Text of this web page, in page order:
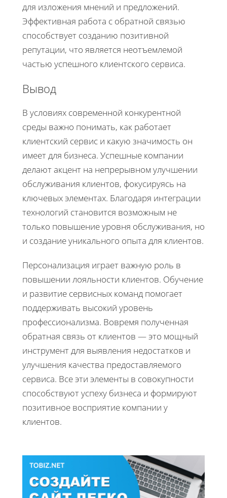
для изложения мнений и предложений.
Эффективная работа с обратной связью
способствует созданию позитивной
репутации, что является неотъемлемой
частью успешного клиентского сервиса.
Вывод
В условиях современной конкурентной
среды важно понимать, как работает
клиентский сервис и какую значимость он
имеет для бизнеса. Успешные компании
делают акцент на непрерывном улучшении
обслуживания клиентов, фокусируясь на
ключевых элементах. Благодаря интеграции
технологий становится возможным не
только повышение уровня обслуживания, но
и создание уникального опыта для клиентов.
Персонализация играет важную роль в
повышении лояльности клиентов. Обучение
и развитие сервисных команд помогает
поддерживать высокий уровень
профессионализма. Вовремя полученная
обратная связь от клиентов — это мощный
инструмент для выявления недостатков и
улучшения качества предоставляемого
сервиса. Все эти элементы в совокупности
способствуют успеху бизнеса и формируют
позитивное восприятие компании у
клиентов.